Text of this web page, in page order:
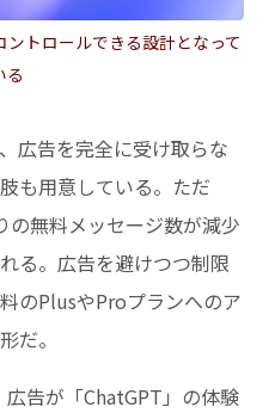
トロールできる設計となって
る
広告を完全に受け取らな
も用意している。ただ
の無料メッセージ数が減少
る。広告を避けつつ制限
のPlusやProプランへのア
だ。
告が「ChatGPT」の体験